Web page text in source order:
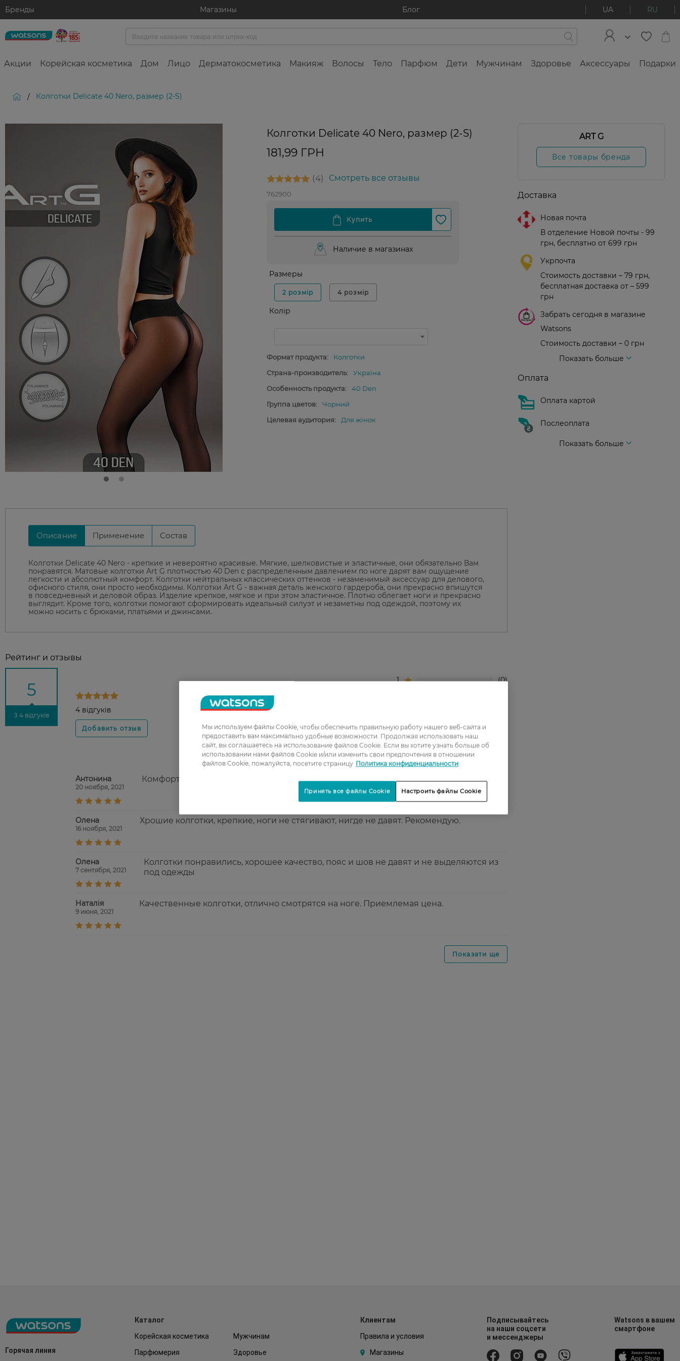
Бренды Магазины Блог UA RU
Акции Корейская косметика Дом Лицо Дерматокосметика Макияж Волосы Тело Парфюм Дети Мужчинам Здоровье Аксессуары Подарки
/ Колготки Delicate 40 Nero, размер (2-S)
Колготки Delicate 40 Nero, размер (2-S)
181,99 ГРН
4 Смотреть все отзывы
762900
Наличие в магазинах
Размеры
2 розмір 4 розмір
Колір
Формат продукта:
Колготки
Страна-производитель:
Україна
Особенность продукта:
40 Den
Группа цветов:
Чорний
Целевая аудитория:
Для жінок
Описание Применение Состав
Колготки Delicate 40 Nero - крепкие и невероятно красивые. Мягкие, шелковистые и эластичные, они обязательно Вам
понравятся. Матовые колготки Art G плотностью 40 Den с распределенным давлением по ноге дарят вам ощущение
легкости и абсолютный комфорт. Колготки нейтральных классических оттенков - незаменимый аксессуар для делового,
офисного стиля, они просто необходимы. Колготки Art G - важная деталь женского гардероба, они прекрасно впишутся
в повседневный и деловой образ. Изделие крепкое, мягкое и при этом эластичное. Плотно облегает ноги и прекрасно
выглядит. Кроме того, колготки помогают сформировать идеальный силуэт и незаметны под одеждой, поэтому их
можно носить с брюками, платьями и джинсами.
Рейтинг и отзывы
5
З 4 відгуків
4 відгуків
1
0
4
5
Антонина
20 ноября, 2021
Комфортные, красиво облегают ногу, не растягиваются после стирок
Олена
16 ноября, 2021
Хрошие колготки, крепкие, ноги не стягивают, нигде не давят. Рекомендую.
Олена
7 сентября, 2021
Колготки понравились, хорошее качество, пояс и шов не давят и не выделяются из
под одежды
Наталія
9 июня, 2021
Качественные колготки, отлично смотрятся на ноге. Приемлемая цена.
Показати ще
ART G
Все товары бренда
Доставка
Новая почта
В отделение Новой почты - 99
грн, бесплатно от 699 грн
Укрпочта
Стоимость доставки – 79 грн,
бесплатная доставка от – 599
грн
Забрать сегодня в магазине
Watsons
Стоимость доставки – 0 грн
Показать больше
Оплата
Оплата картой
Послеоплата
Показать больше
Горячая линия
Каталог
Корейская косметика
Мужчинам
Парфюмерия
Здоровье
Клиентам
Правила и условия
Магазины
Подписывайтесь
на наши соцсети
и мессенджеры
Watsons в вашем
смартфоне
Мы используем файлы Cookie, чтобы обеспечить правильную работу нашего веб-сайта и
предоставить вам максимально удобные возможности. Продолжая использовать наш
сайт, вы соглашаетесь на использование файлов Cookie. Если вы хотите узнать больше об
использовании нами файлов Cookie и/или изменить свои предпочтения в отношении
файлов Cookie, пожалуйста, посетите страницу Политика конфиденциальности
Настроить файлы Cookie
Принять все файлы Cookie